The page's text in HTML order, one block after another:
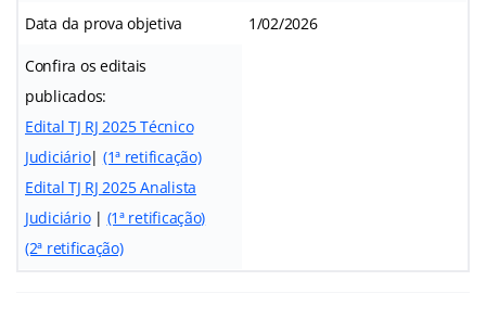
Data da prova objetiva 1/02/2026
Confira os editais
publicados:
Edital TJ RJ 2025 Técnico
Judiciário| (1ª retificação)
Edital TJ RJ 2025 Analista
Judiciário| (1ª retificação)
(2ª retificação)